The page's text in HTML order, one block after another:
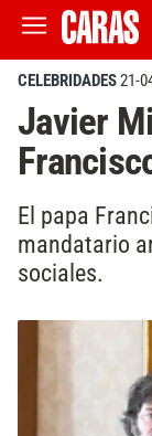
CELEBRIDADES21-
Javier
El papa
mandatario
sociales.